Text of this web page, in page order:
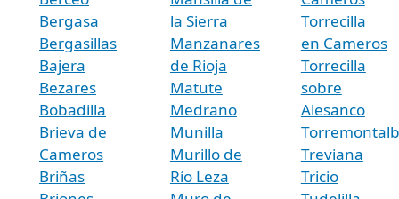
Bergasa
Bergasillas
Bajera
Bezares
Bobadilla
Brieva de
Cameros
Briñas
la Sierra
Manzanares
de Rioja
Matute
Medrano
Munilla
Murillo de
Río Leza
Torrecilla
en Cameros
Torrecilla
sobre
Alesanco
Treviana
Tricio